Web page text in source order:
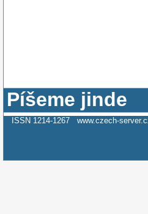
Píšeme jinde
ISSN 1214-1267 www.czech-